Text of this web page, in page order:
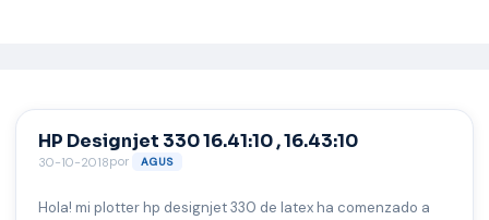
HP Designjet 330 16.41:10 , 16.43:10
30-10-2018por AGUS
Hola! mi plotter hp designjet 330 de latex ha comenzado a